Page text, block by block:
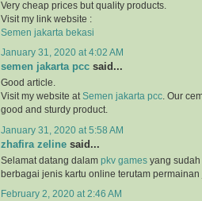
Very cheap prices but quality products.
Visit my link website :
Semen jakarta bekasi
January 31, 2020 at 4:02 AM
semen jakarta pcc said...
Good article.
Visit my website atSemen jakarta pcc. Our
good and sturdy product.
January 31, 2020 at 5:58 AM
zhafira zeline said...
Selamat datang dalam pkv games yang
berbagai jenis kartu online terutam permainan
February 2, 2020 at 2:46 AM